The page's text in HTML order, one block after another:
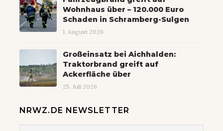
Wohnhaus über – 120.000 Euro
Schaden in Schramberg-Sulgen
1. August 2026
Großeinsatz bei Aichhalden:
Traktorbrand greift auf
Ackerfläche über
25. Juli 2026
NRWZ.DE NEWSLETTER